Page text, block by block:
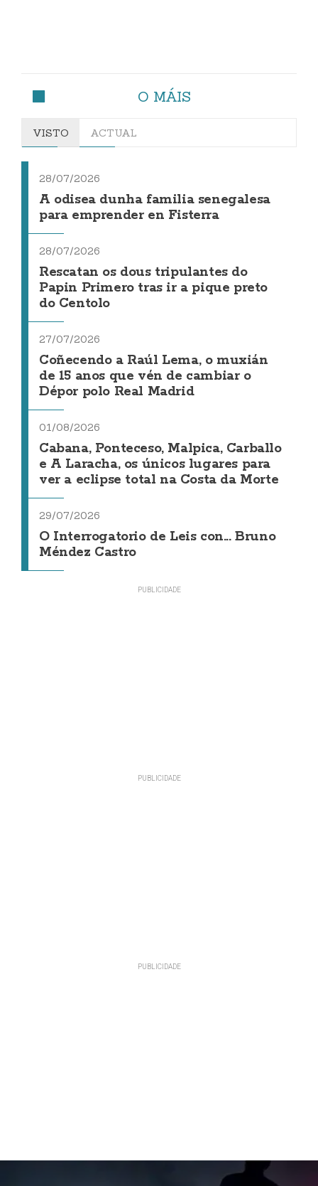
O MÁIS
VISTO ACTUAL
28/07/2026
A odisea dunha familia senegalesa
para emprender en Fisterra
28/07/2026
Rescatan os dous tripulantes do
Papin Primero tras ir a pique preto
do Centolo
27/07/2026
Coñecendo a Raúl Lema, o muxián
de 15 anos que vén de cambiar o
Dépor polo Real Madrid
01/08/2026
Cabana, Ponteceso, Malpica, Carballo
e A Laracha, os únicos lugares para
ver a eclipse total na Costa da Morte
29/07/2026
O Interrogatorio de Leis con... Bruno
Méndez Castro